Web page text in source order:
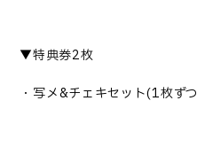
▼特典券2枚
・写メ&チェキセット(1枚ずつ